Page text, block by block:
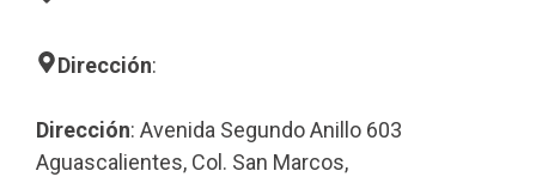
Dirección:
Dirección: Avenida Segundo Anillo 603
Aguascalientes, Col. San Marcos,